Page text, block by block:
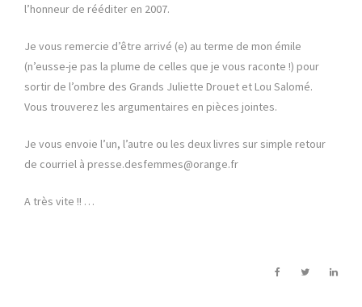
l’honneur de rééditer en 2007.
Je vous remercie d’être arrivé (e) au terme de mon émile
(n’eusse-je pas la plume de celles que je vous raconte !) pour
sortir de l’ombre des Grands Juliette Drouet et Lou Salomé.
Vous trouverez les argumentaires en pièces jointes.
Je vous envoie l’un, l’autre ou les deux livres sur simple retour
de courriel à presse.desfemmes@orange.fr
A très vite !! …